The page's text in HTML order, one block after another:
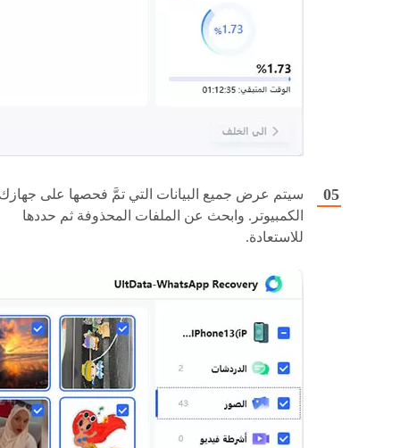
سيتم عرض جميع البيانات التي تمَّ فحصها على
الكمبيوتر. وابحث عن الملفات المحذوفة ثم حددها
للاستعادة.